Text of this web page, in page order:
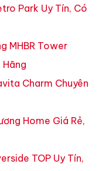
Park Uy Tín, Có
MHBR Tower
Hãng
Charm Chuyên
Home Giá Rẻ,
TOP Uy Tín,